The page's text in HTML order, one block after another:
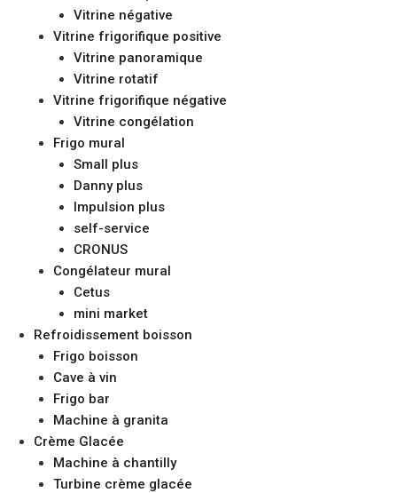
Vitrine négative
Vitrine frigorifique positive
Vitrine panoramique
Vitrine rotatif
Vitrine frigorifique négative
Vitrine congélation
Frigo mural
Small plus
Danny plus
Impulsion plus
self-service
CRONUS
Congélateur mural
Cetus
mini market
Refroidissement boisson
Frigo boisson
Cave à vin
Frigo bar
Machine à granita
Crème Glacée
Machine à chantilly
Turbine crème glacée